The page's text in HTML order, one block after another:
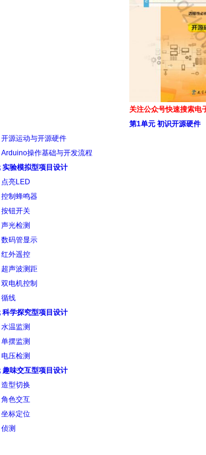
关注公众号快速搜索电
第1单元 初识开源硬件
开源运动与开源硬件
Arduino操作基础与开发流程
实验模拟型项目设计
亮LED
制蜂鸣器
钮开关
光检测
码管显示
外遥控
声波测距
电机控制
线
科学探究型项目设计
温监测
摆监测
压检测
趣味交互型项目设计
型切换
色交互
标定位
测